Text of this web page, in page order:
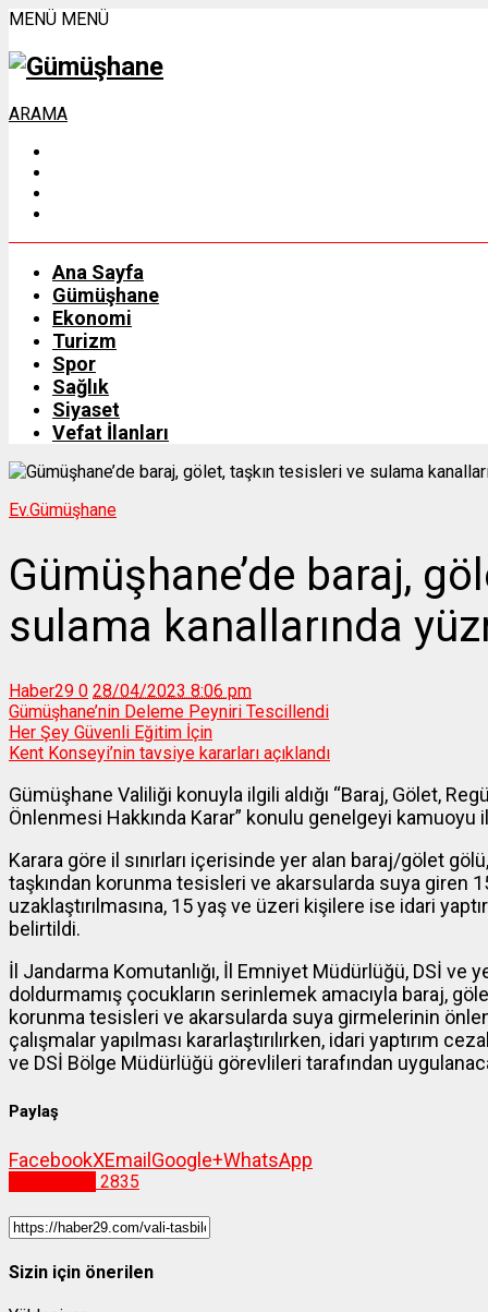
MENÜ MENÜ
ARAMA
Ana Sayfa
Gümüşhane
Ekonomi
Turizm
Spor
Sağlık
Siyaset
Vefat İlanları
Ev.Gümüşhane
Gümüşhane’de baraj,
sulama kanallarında
Haber29 0 28/04/2023 8:06 pm
Gümüşhane’nin Deleme Peyniri Tescillendi
Her Şey Güvenli Eğitim İçin
Kent Konseyi’nin tavsiye kararları açıklandı
Gümüşhane Valiliği konuyla ilgili aldığı “Baraj, Gölet,
Önlenmesi Hakkında Karar” konulu genelgeyi kamuoyu
Karara göre il sınırları içerisinde yer alan baraj/gölet
taşkından korunma tesisleri ve akarsularda suya giren
uzaklaştırılmasına, 15 yaş ve üzeri kişilere ise idari
belirtildi.
İl Jandarma Komutanlığı, İl Emniyet Müdürlüğü, DSİ ve
doldurmamış çocukların serinlemek amacıyla baraj,
korunma tesisleri ve akarsularda suya girmelerinin
çalışmalar yapılması kararlaştırılırken, idari yaptırım
ve DSİ Bölge Müdürlüğü görevlileri tarafından
Paylaş
FacebookXEmail Google+WhatsApp
2835
Sizin için önerilen